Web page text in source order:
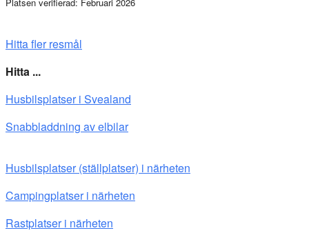
Hitta fler resmål
Hitta ...
Husbilsplatser i Svealand
Snabbladdning av elbilar
Husbilsplatser (ställplatser) i närheten
Campingplatser i närheten
Rastplatser i närheten